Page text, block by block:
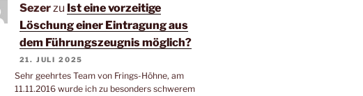
Sezerzu Ist eine vorzeitige
Löschung einer Eintragung aus
dem Führungszeugnis möglich?
21. JULI 2025
Sehr geehrtes Team von Frings-Höhne, am
11.11.2016 wurde ich zu besonders schwerem